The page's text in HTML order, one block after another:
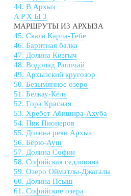
44. В Архыз
A P X Ы 3
МАРШРУТЫ ИЗ АРХЫЗА
45. Скала Карча-Тёбе
46. Баритная балка
47. Долина Кизгыч
48. Водопад Рапочай
49. Архызский кругозор
50. Безымянное озеро
51. Белкау-Кёль
52. Гора Красная
53. Хребет Абишира-Ахуба
54. Пик Пионеров
55. Долина реки Архыз
56. Бёрю-Ауш
57. Долина Софии
58. Софийская седловина
59. Озеро Ойматлы-Джагалы
60. Долина Псыш
61. Софийские озера